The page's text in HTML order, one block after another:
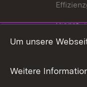
Dienst-
Weitere
Um unsere
Weitere